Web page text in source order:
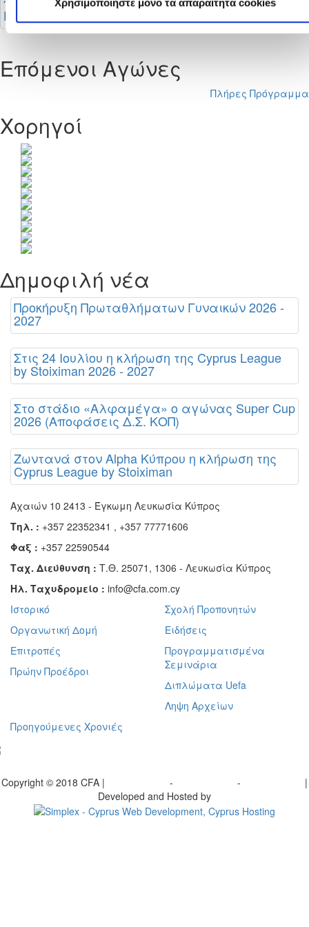
Χρησιμοποιήστε μόνο τα απαραίτητα cookies
Futsal
Επόμενοι Αγώνες
Πλήρες Πρόγραμμα
Χορηγοί
Δημοφιλή νέα
Προκήρυξη Πρωταθλήματων Γυναικών 2026 -
2027
Στις 24 Ιουλίου η κλήρωση της Cyprus League
by Stoiximan 2026 - 2027
Στο στάδιο «Αλφαμέγα» ο αγώνας Super Cup
2026 (Αποφάσεις Δ.Σ. ΚΟΠ)
Ζωντανά στον Alpha Κύπρου η κλήρωση της
Cyprus League by Stoiximan
Αχαιών 10 2413 - Έγκωμη Λευκωσία Κύπρος
Τηλ. : +357 22352341 , +357 77771606
Φαξ : +357 22590544
Ταχ. Διεύθυνση : Τ.Θ. 25071, 1306 - Λευκωσία Κύπρος
Ηλ. Ταχυδρομείο : info@cfa.com.cy
Ιστορικό
Οργανωτική Δομή
Επιτροπές
Πρώην Προέδροι
Σχολή Προπονητών
Ειδήσεις
Προγραμματισμένα
Σεμινάρια
Διπλώματα Uefa
Ληψη Αρχείων
Προηγούμενες Χρονιές
Copyright © 2018 CFA | - -
|
Developed and Hosted by